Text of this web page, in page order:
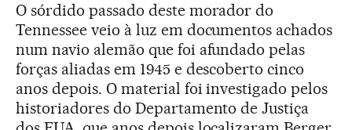
O sórdido passado deste morador do
Tennessee veio à luz em documentos achados
num navio alemão que foi afundado pelas
forças aliadas em 1945 e descoberto cinco
anos depois. O material foi investigado pelos
historiadores do Departamento de Justiça